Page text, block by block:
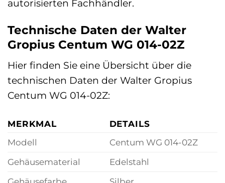
autorisierten Fachhändler.
Technische Daten der Walter
Gropius Centum WG 014-02Z
Hier finden Sie eine Übersicht über die
technischen Daten der Walter Gropius
Centum WG 014-02Z:
MERKMAL
DETAILS
Modell
Centum WG 014-02Z
Gehäusematerial
Edelstahl